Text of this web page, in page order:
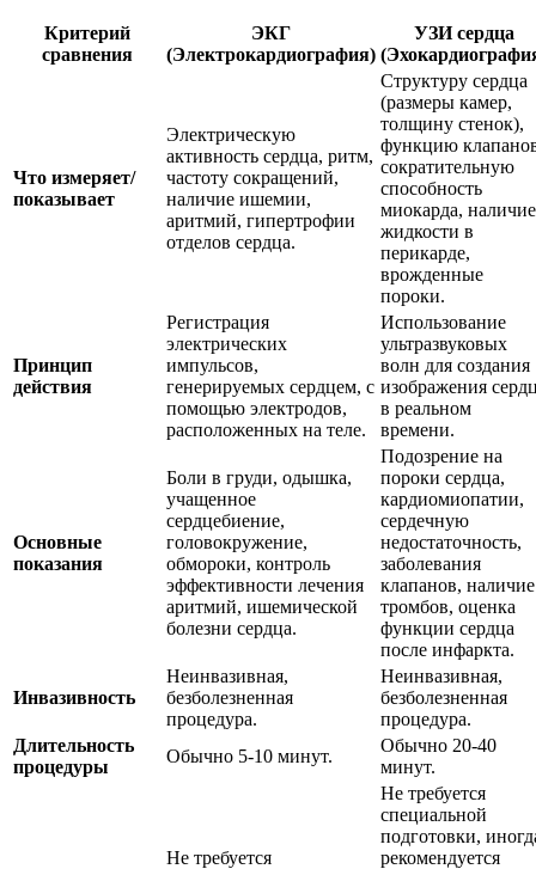
Критерий
сравнения
ЭКГ
(Электрокардиография)
УЗИ сердца
Что измеряет/
показывает
Электрическую
активность сердца, ритм,
частоту сокращений,
наличие ишемии,
аритмий, гипертрофии
отделов сердца.
Структуру сердца
(размеры камер,
толщину стенок),
функцию
сократительную
способность
миокарда, наличие
жидкости в
перикарде,
врожденные
пороки.
Принцип
действия
Регистрация
электрических
импульсов,
генерируемых сердцем, с
помощью электродов,
расположенных на теле.
Использование
ультразвуковых
волн для создания
изображения
в реальном
времени.
Основные
показания
Боли в груди, одышка,
учащенное
сердцебиение,
головокружение,
обмороки, контроль
эффективности лечения
аритмий, ишемической
болезни сердца.
Подозрение на
пороки сердца,
кардиомиопатии,
сердечную
недостаточность,
заболевания
клапанов, наличие
тромбов, оценка
функции сердца
после инфаркта.
Инвазивность
Неинвазивная,
безболезненная
процедура.
Неинвазивная,
безболезненная
процедура.
Длительность
процедуры
Обычно 5-10 минут.
Обычно 20-40
минут.
Не требуется
Не требуется
специальной
подготовки,
рекомендуется